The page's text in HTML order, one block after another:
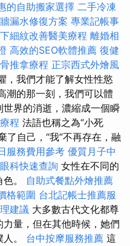
的自助搬家選擇 二手冷凍
漏水修復方案 專業記帳事
細紋改善醫美療程 離婚相
高效的SEO軟體推薦 復健
推拿療程 正宗西式外燴風
，我們才能了解女性性慾
潮的那一刻，我們可以體
界的消逝，濃縮成一個瞬
程 法語也稱之為“小死
了自己，“我”不再存在，融
服務費用參考 優質月子中
科快速查詢 女性在不同的
。 自助式餐點外燴推薦
格範圍 台北記帳士推薦服
建議 大多數古代文化都尊
量，但在其他時候，她們
。 台中按摩服務推薦 這